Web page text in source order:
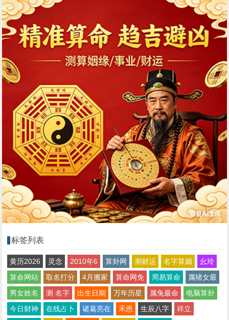
标签列表
黄历2026 灵念 2010年6 算卦网 测财运 名字算姻
幺玲
算命网站
取名打分 4月搬家 算命网免 周易算命
属猪女最
男女姓名
测 名字 出生日期 万年历星 属兔最命
电脑算卦
今日财神
在线占卜 诸葛亮在 禾恩 生辰八字
祥立